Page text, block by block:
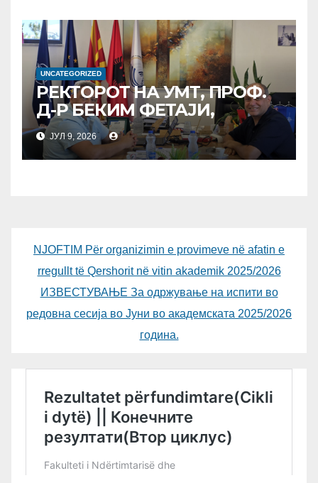
Д-Р БУРИМ ЛАТИФИ
UNCATEGORIZED
РЕКТОРОТ НА УМТ, ПРОФ.
Д-Р БЕКИМ ФЕТАЈИ,
ОДРЖА РАБОТНА СРЕДБА
СО ДИРЕКТОРОТ ОД
УНИВЕРЗИТЕТОТ SUBÜ ОД
ЈУЛ 9, 2026
NJOFTIM Për organizimin e provimeve në afatin e
rregullt të Qershorit në vitin akademik 2025/2026
ИЗВЕСТУВАЊЕ За одржување на испити во
редовна сесија во Јуни во академската 2025/2026
година.